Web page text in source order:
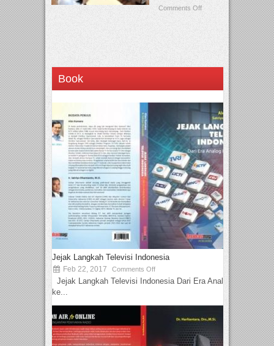
Comments Off
Book
Jejak Langkah Televisi Indonesia
Feb 22, 2017 Comments Off
Jejak Langkah Televisi Indonesia Dari Era Analog
ke...